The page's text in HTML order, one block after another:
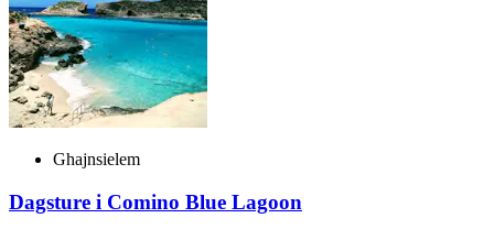
Ghajnsielem
Dagsture i Comino Blue Lagoon